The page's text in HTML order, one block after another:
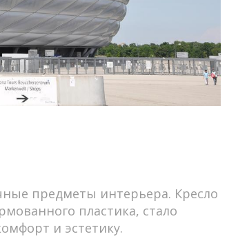
предметы интерьера. Кресло
пластика, стало
и эстетику.